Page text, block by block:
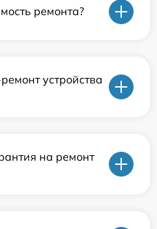
ремонта?
устройства
на ремонт